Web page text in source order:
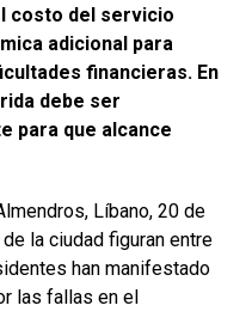
costo del servicio
adicional para
financieras. En
debe ser
para que alcance
Líbano, 20 de
la ciudad figuran entre
han manifestado
las fallas en el